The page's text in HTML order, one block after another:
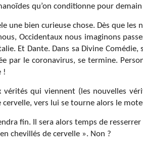
qu’on conditionne pour
une bien curieuse chose. Dès que
Occidentaux nous imaginons
Et Dante. Dans sa Divine
par le coronavirus, se termine.
!
qui viennent (les nouvelles
vers lui se tourne alors le
fin. Il sera alors temps de
chevillés de cervelle ». Non ?